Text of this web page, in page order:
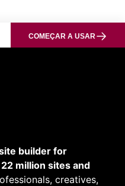
COMEÇAR A USAR
builder for
million sites and
creatives,